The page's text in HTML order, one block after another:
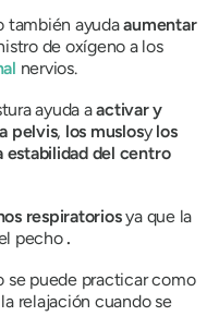
también ayudaaumentar
de oxígeno a los
nervios.
ayuda aactivar y
pelvis, los muslosy los
estabilidad del centro
respiratoriosya que la
pecho.
se puede practicar como
relajación cuando se